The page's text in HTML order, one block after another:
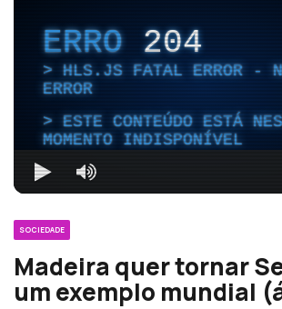
ERRO204
HLS.JS FATAL ERROR -
ERROR
ESTE CONTEÚDO ESTÁ
MOMENTO INDISPONÍVEL
SOCIEDADE
Madeira quer tornar
um exemplo mundial